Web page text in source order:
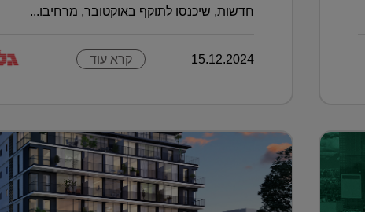
חדשות, שיכנסו לתוקף באוקטובר, מרחיבו...
15.12.2024 קרא עוד